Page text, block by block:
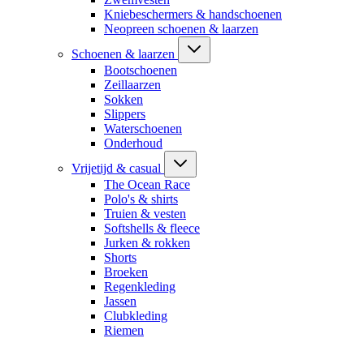
Kniebeschermers & handschoenen
Neopreen schoenen & laarzen
Schoenen & laarzen
Bootschoenen
Zeillaarzen
Sokken
Slippers
Waterschoenen
Onderhoud
Vrijetijd & casual
The Ocean Race
Polo's & shirts
Truien & vesten
Softshells & fleece
Jurken & rokken
Shorts
Broeken
Regenkleding
Jassen
Clubkleding
Riemen